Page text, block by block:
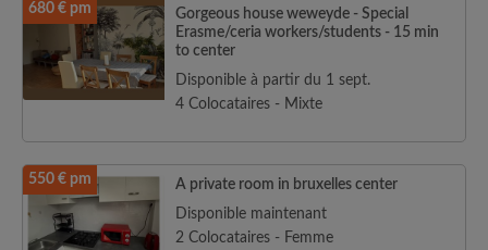
680 € pm
Gorgeous house weweyde - Special
Erasme/ceria workers/students - 15 min
to center
Disponible à partir du 1 sept.
4 Colocataires - Mixte
550 € pm
A private room in bruxelles center
Disponible maintenant
2 Colocataires - Femme